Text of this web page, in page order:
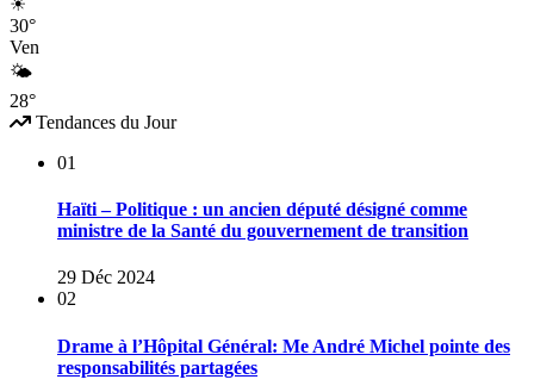
30°
Ven
🌤
28°
Tendances du Jour
01
Haïti – Politique : un ancien député désigné comme
ministre de la Santé du gouvernement de transition
29 Déc 2024
02
Drame à l’Hôpital Général: Me André Michel pointe des
responsabilités partagées